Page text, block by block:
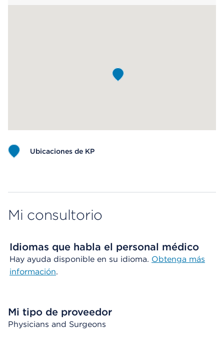
Ubicaciones de KP
Mi consultorio
Idiomas que habla el personal médico
Hay ayuda disponible en su idioma. Obtenga más
información.
Mi tipo de proveedor
Physicians and Surgeons